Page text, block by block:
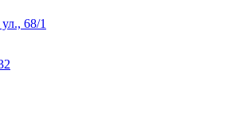
68/1